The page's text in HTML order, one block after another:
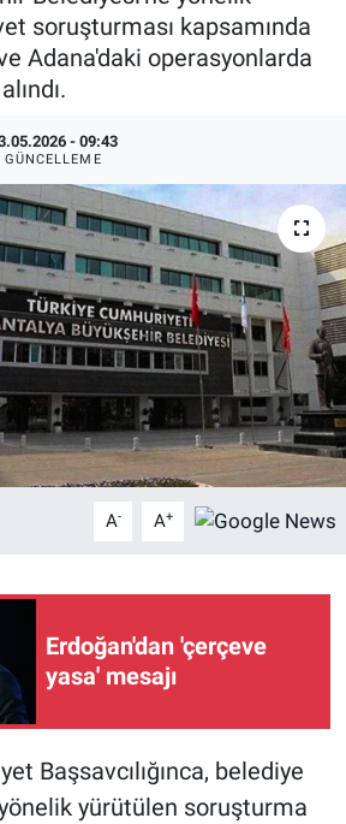
soruşturması kapsamında
Adana'daki operasyonlarda
- 09:43
GÜNCELLEME
A- A+
Erdoğan'dan 'çerçeve
yasa' mesajı
Başsavcılığınca, belediye
yürütülen soruşturma